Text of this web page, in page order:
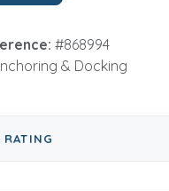
#868994
& Docking
RATING